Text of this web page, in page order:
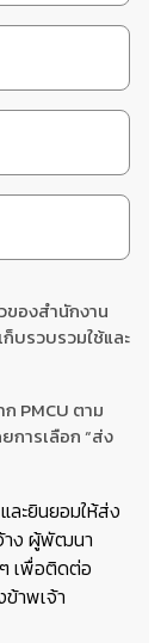
องสำนักงาน
บรวบรวมใช้และ
PMCU ตาม
การเลือก “ส่ง
ละยินยอมให้ส่ง
าง ผู้พัฒนา
เพื่อติดต่อ
าพเจ้า